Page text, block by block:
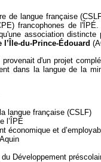
de langue française
francophones de
association distincte
l’Île-du-Prince-Édouard
d'un projet
dans la langue de la
langue française (CSLF)
l’ÎPÉ
économique et
Développement